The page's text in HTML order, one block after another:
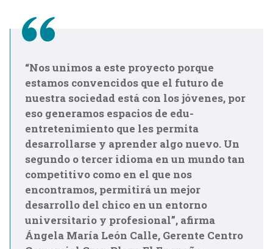
“Nos unimos a este proyecto porque
estamos convencidos que el futuro de
nuestra sociedad está con los jóvenes, por
eso generamos espacios de edu-
entretenimiento que les permita
desarrollarse y aprender algo nuevo. Un
segundo o tercer idioma en un mundo tan
competitivo como en el que nos
encontramos, permitirá un mejor
desarrollo del chico en un entorno
universitario y profesional”, afirma
Ángela María León Calle, Gerente Centro